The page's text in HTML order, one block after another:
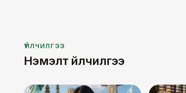
ҮЙЛЧИЛГЭЭ
Нэмэлт үйлчилгээ